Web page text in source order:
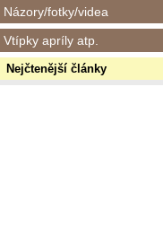
Názory/fotky/videa
Vtípky apríly atp.
Nejčtenější články